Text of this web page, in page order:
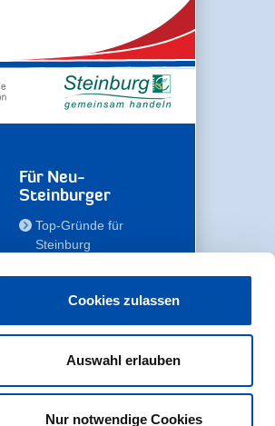
Cookies zulassen
Auswahl erlauben
Nur notwendige Cookies
Für Neu-
Steinburger
Top-Gründe für
Steinburg
Meine Immobilie
Erholen